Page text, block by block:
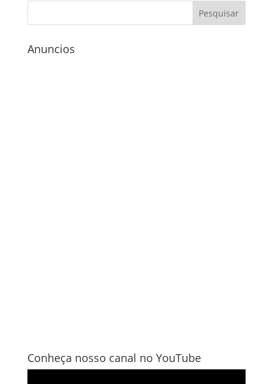
Anuncios
Conheça nosso canal no YouTube